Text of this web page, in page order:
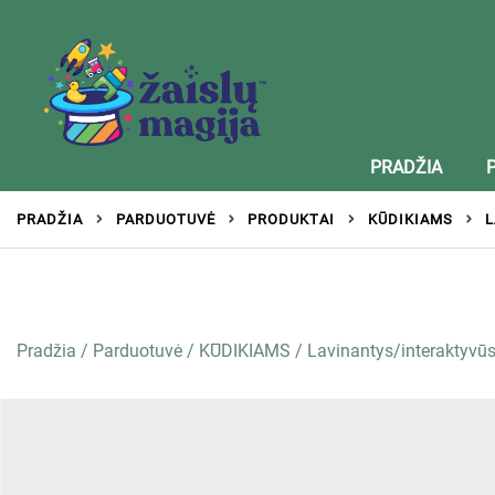
Zaislumagija.lt – žaislų parduotuvė vaikams
Žaislai tinkantys įvairaus amžiaus vaikamsPRADŽIA
PRADŽIA PARDUOTUVĖ PRODUKTAI KŪDIKIAMS
Pradžia / Parduotuvė / KŪDIKIAMS / Lavinantys/